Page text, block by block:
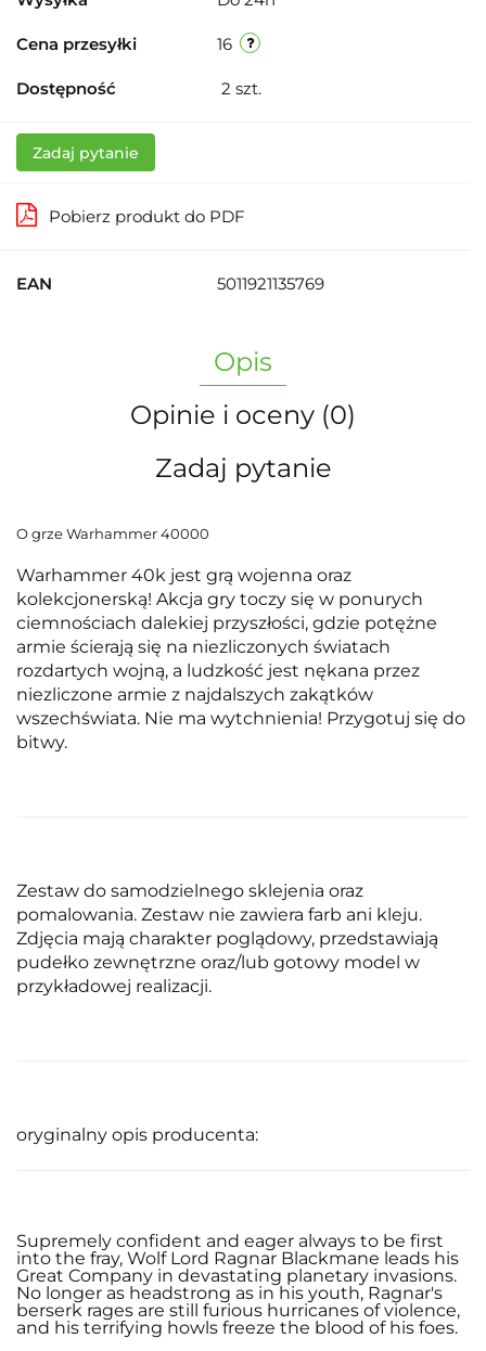
Cena przesyłki 16
Dostępność 2 szt.
Zadaj pytanie
Pobierz produkt do PDF
EAN 5011921135769
Opis
Opinie i oceny (0)
Zadaj pytanie
O grze Warhammer 40000
Warhammer 40k jest grą wojenna oraz
kolekcjonerską! Akcja gry toczy się w ponurych
ciemnościach dalekiej przyszłości, gdzie potężne
armie ścierają się na niezliczonych światach
rozdartych wojną, a ludzkość jest nękana przez
niezliczone armie z najdalszych zakątków
wszechświata. Nie ma wytchnienia! Przygotuj się do
bitwy.
Zestaw do samodzielnego sklejenia oraz
pomalowania. Zestaw nie zawiera farb ani kleju.
Zdjęcia mają charakter poglądowy, przedstawiają
pudełko zewnętrzne oraz/lub gotowy model w
przykładowej realizacji.
oryginalny opis producenta:
Supremely confident and eager always to be first
into the fray, Wolf Lord Ragnar Blackmane leads his
Great Company in devastating planetary invasions.
No longer as headstrong as in his youth, Ragnar's
berserk rages are still furious hurricanes of violence,
and his terrifying howls freeze the blood of his foes.